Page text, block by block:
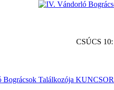
CSÚCS
Bográcsok Találkozója